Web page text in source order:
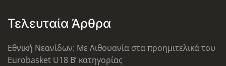
Τελευταία Άρθρα
Εθνική Νεανίδων: Με Λιθουανία στα προημιτελικά του
Eurobasket U18 Β’ κατηγορίας